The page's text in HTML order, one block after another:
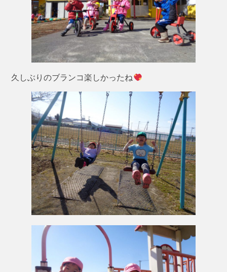
久しぶりのブランコ楽しかったね